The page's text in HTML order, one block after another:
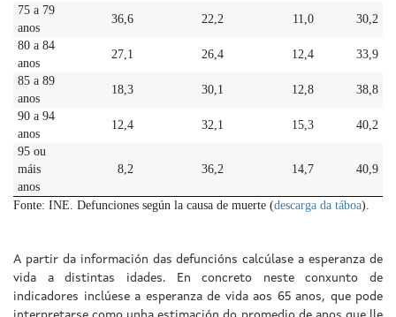
75 a 79
anos
36,6 22,2 11,0
30,2
80 a 84
anos
27,1 26,4 12,4
33,9
85 a 89
anos
18,3 30,1 12,8
38,8
90 a 94
anos
12,4 32,1 15,3
40,2
95 ou
máis
anos
8,2 36,2 14,7 40,9
Fonte: INE. Defunciones según la causa de muerte (descarga da táboa).
A partir da información das defuncións calcúlase a esperanza de
vida a distintas idades. En concreto neste conxunto de
indicadores inclúese a esperanza de vida aos 65 anos, que pode